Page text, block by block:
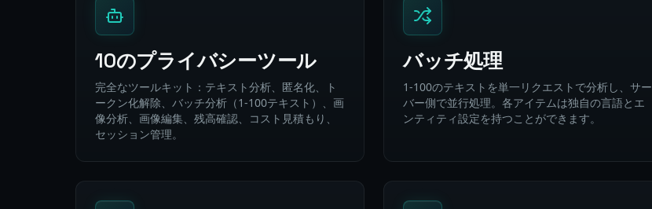
10のプライバシーツール
完全なツールキット：テキスト分析、匿名化、ト
ークン化解除、バッチ分析（1-100テキスト）、画
像分析、画像編集、残高確認、コスト見積もり、
セッション管理。
バッチ処理
1-100のテキストを単一リクエストで分析し、サー
バー側で並行処理。各アイテムは独自の言語とエ
ンティティ設定を持つことができます。